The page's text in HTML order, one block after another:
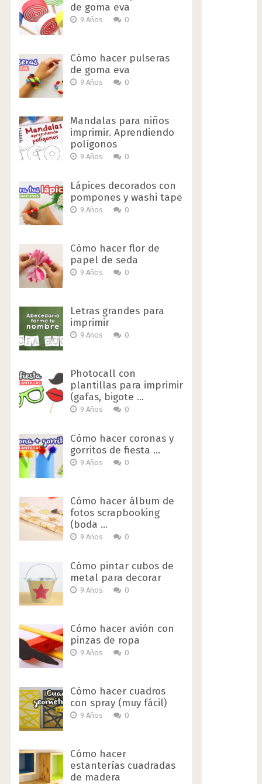
de goma eva
9 Años 0
Cómo hacer pulseras
de goma eva
9 Años 0
Mandalas para niños
imprimir. Aprendiendo
polígonos
9 Años 0
Lápices decorados con
pompones y washi tape
9 Años 0
Cómo hacer flor de
papel de seda
9 Años 0
Letras grandes para
imprimir
9 Años 0
Photocall con
plantillas para imprimir
(gafas, bigote …
9 Años 0
Cómo hacer coronas y
gorritos de fiesta …
9 Años 0
Cómo hacer álbum de
fotos scrapbooking
(boda …
9 Años 0
Cómo pintar cubos de
metal para decorar
9 Años 0
Cómo hacer avión con
pinzas de ropa
9 Años 0
Cómo hacer cuadros
con spray (muy fácil)
9 Años 0
Cómo hacer
estanterías cuadradas
de madera